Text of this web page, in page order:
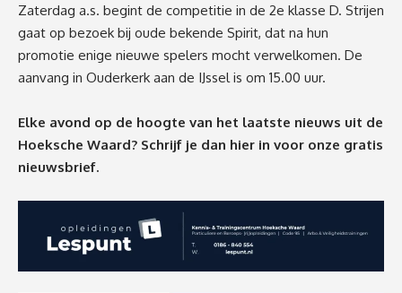
Zaterdag a.s. begint de competitie in de 2e klasse D. Strijen
gaat op bezoek bij oude bekende Spirit, dat na hun
promotie enige nieuwe spelers mocht verwelkomen. De
aanvang in Ouderkerk aan de IJssel is om 15.00 uur.
Elke avond op de hoogte van het laatste nieuws uit de
Hoeksche Waard? Schrijf je dan hier in voor onze gratis
nieuwsbrief.